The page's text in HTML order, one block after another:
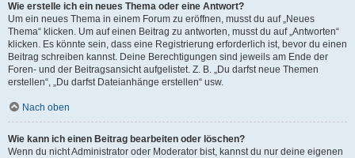
Wie erstelle ich ein neues Thema oder eine Antwort?
Um ein neues Thema in einem Forum zu eröffnen, musst du auf „Neues
Thema“ klicken. Um auf einen Beitrag zu antworten, musst du auf „Antworten“
klicken. Es könnte sein, dass eine Registrierung erforderlich ist, bevor du einen
Beitrag schreiben kannst. Deine Berechtigungen sind jeweils am Ende der
Foren- und der Beitragsansicht aufgelistet. Z. B. „Du darfst neue Themen
erstellen“, „Du darfst Dateianhänge erstellen“ usw.
Nach oben
Wie kann ich einen Beitrag bearbeiten oder löschen?
Wenn du nicht Administrator oder Moderator bist, kannst du nur deine eigenen